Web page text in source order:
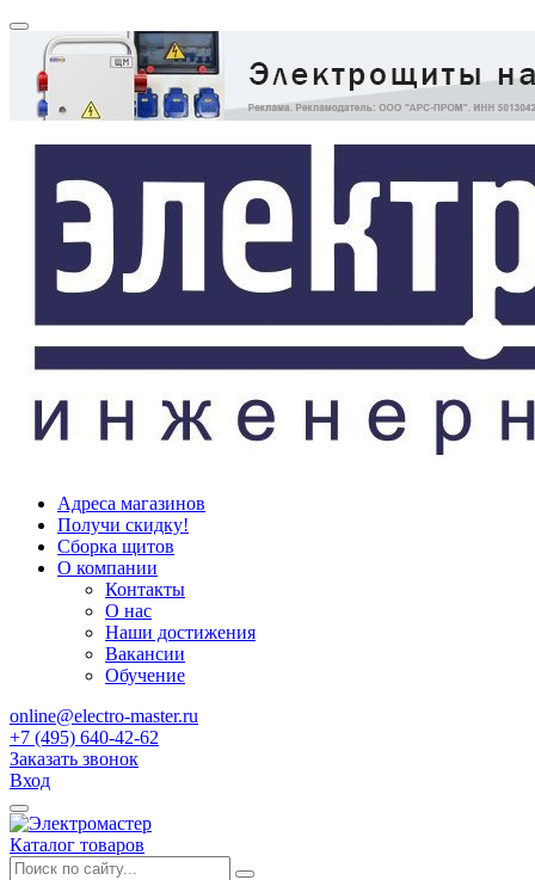
Адреса магазинов
Получи скидку!
Сборка щитов
О компании
Контакты
О нас
Наши достижения
Вакансии
Обучение
online@electro-master.ru
+7 (495) 640-42-62
Заказать звонок
Вход
Каталог товаров